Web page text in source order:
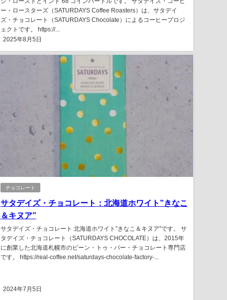
ー・ロースターズ（SATURDAYS Coffee Roasters）は、サタデイ
ズ・チョコレート（SATURDAYS Chocolate）によるコーヒープロジ
ェクトです。 https://...
2025年8月5日
チョコレート
サタデイズ・チョコレート：北海道ホワイト”きなこ
＆キヌア”
サタデイズ・チョコレート 北海道ホワイト”きなこ＆キヌア”です。 サ
タデイズ・チョコレート（SATURDAYS CHOCOLATE）は、2015年
に創業した北海道札幌市のビーン・トゥ・バー・チョコレート専門店
です。 https://real-coffee.net/saturdays-chocolate-factory-...
2024年7月5日